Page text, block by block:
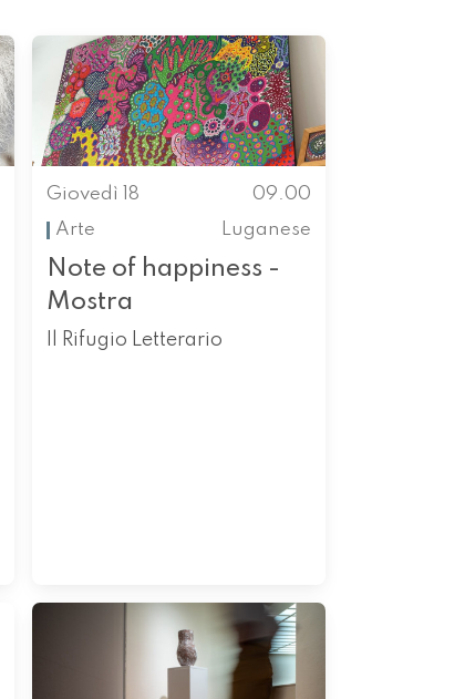
Giovedì 18
09.00
Arte
Luganese
Note of happiness -
Mostra
Il Rifugio Letterario